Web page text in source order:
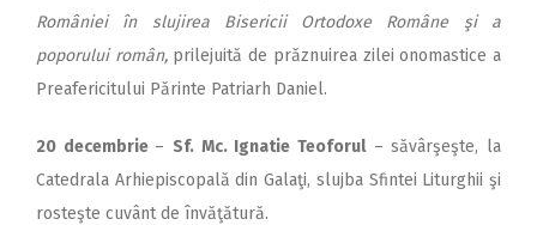
României în slujirea Bisericii Ortodoxe Române şi a
poporului român, prilejuită de prăznuirea zilei onomastice a
Preafericitului Părinte Patriarh Daniel.
20 decembrie – Sf. Mc. Ignatie Teoforul– săvârşeşte, la
Catedrala Arhiepiscopală din Galaţi, slujba Sfintei Liturghii şi
rosteşte cuvânt de învăţătură.